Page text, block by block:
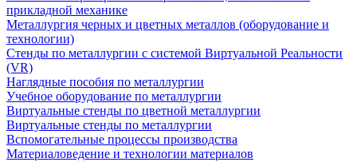
прикладной механике
Металлургия черных и цветных металлов (оборудование и
технологии)
Cтенды по металлургии с системой Виртуальной Реальности
(VR)
Наглядные пособия по металлургии
Учебное оборудование по металлургии
Виртуальные стенды по цветной металлургии
Виртуальные стенды по металлургии
Вспомогательные процессы производства
Материаловедение и технологии материалов